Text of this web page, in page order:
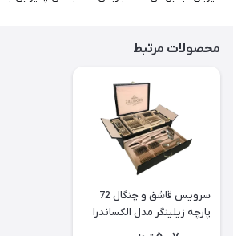
محصولات مرتبط
سرویس قاشق و چنگال 72
پارچه زیلینگر مدل الکساندرا